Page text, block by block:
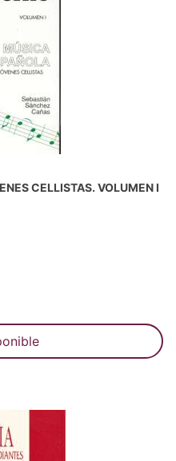
CELLISTAS. VOLUMEN I